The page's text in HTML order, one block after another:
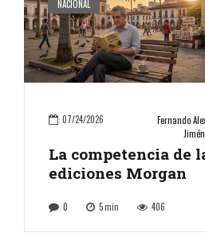
NACIONAL
07/24/2026
Fernando
La competencia de
ediciones Morgan
0 5min 406